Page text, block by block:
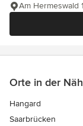
Am Hermeswald
Orte in der
Hangard
Saarbrücken